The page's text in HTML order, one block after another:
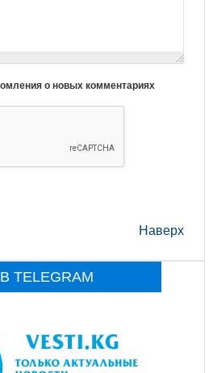
о новых комментариях
Наверх
TELEGRAM